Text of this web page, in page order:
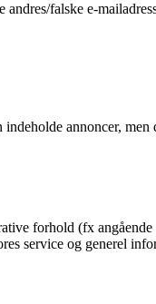
falske e-
annoncer,
forhold (fx
service og generel